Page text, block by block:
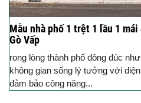
Mẫu nhà phố 1 trệt 1 lầu 1
Gò Vấp
rong lòng thành phố đông đúc
không gian sống lý tưởng với
đảm bảo công năng...